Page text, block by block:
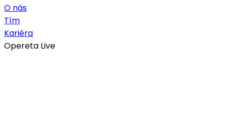
O nás
Tím
Kariéra
Opereta Live